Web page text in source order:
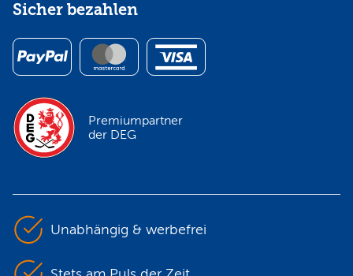
Sicher bezahlen
Premiumpartner
der DEG
Unabhängig & werbefrei